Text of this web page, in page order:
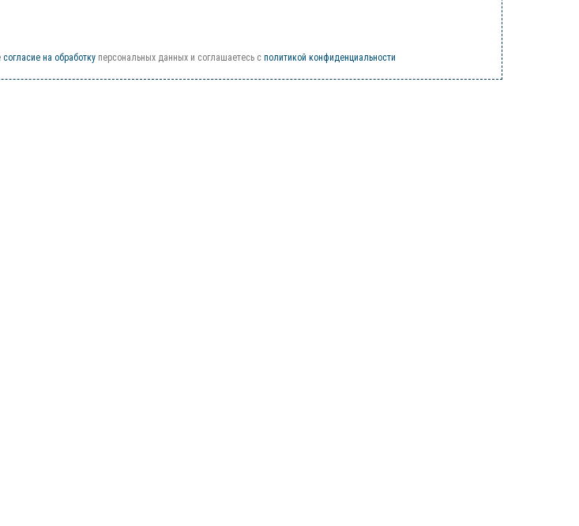
согласие на обработку персональных данных и соглашаетесь c политикой конфиденциальности